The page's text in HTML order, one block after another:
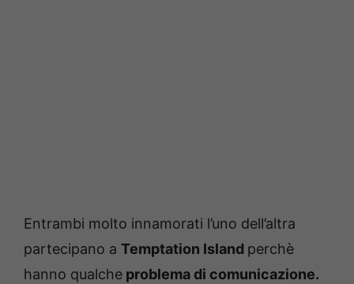
Entrambi molto innamorati l’uno dell’altra
partecipano a Temptation Island perchè
hanno qualche problema di comunicazione.